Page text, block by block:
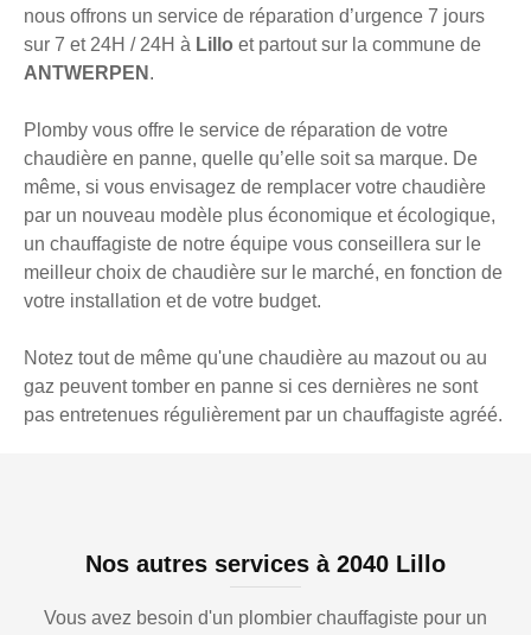
nous offrons un service de réparation d’urgence 7 jours
sur 7 et 24H / 24H à Lillo et partout sur la commune de
ANTWERPEN .
Plomby vous offre le service de réparation de votre
chaudière en panne, quelle qu’elle soit sa marque. De
même, si vous envisagez de remplacer votre chaudière
par un nouveau modèle plus économique et écologique,
un chauffagiste de notre équipe vous conseillera sur le
meilleur choix de chaudière sur le marché, en fonction de
votre installation et de votre budget.
Notez tout de même qu'une chaudière au mazout ou au
gaz peuvent tomber en panne si ces dernières ne sont
pas entretenues régulièrement par un chauffagiste agréé.
Nos autres services à 2040 Lillo
Vous avez besoin d'un plombier chauffagiste pour un